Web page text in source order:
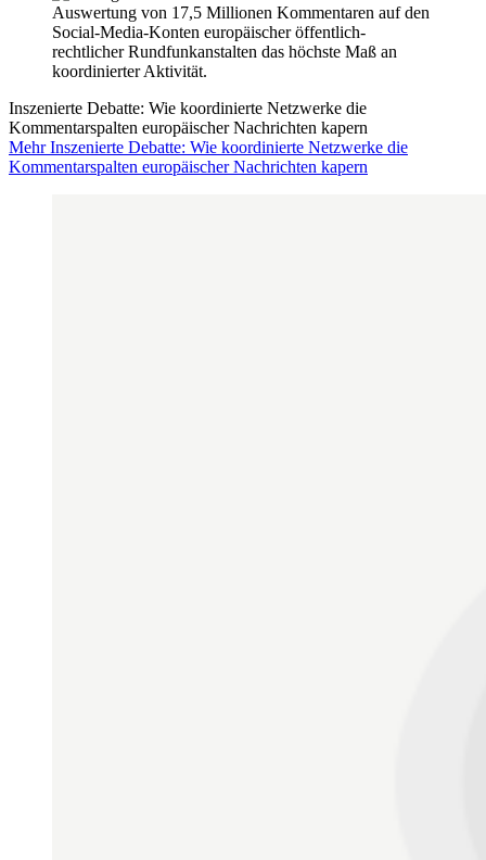
Inszenierte Debatte: Wie koordinierte Netzwerke die
Kommentarspalten europäischer Nachrichten kapern
Mehr Inszenierte Debatte: Wie koordinierte Netzwerke die
Kommentarspalten europäischer Nachrichten kapern